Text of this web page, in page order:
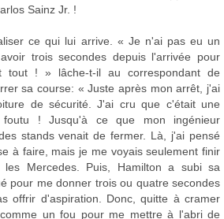
Sainz Jr. !
ce qui lui arrive. « Je n'ai pas eu un
trois secondes depuis l'arrivée pour
tout ! » lâche-t-il au correspondant de
sa course: « Juste après mon arrêt, j'ai
de sécurité. J'ai cru que c'était une
! Jusqu'à ce que mon ingénieur
stands venait de fermer. Là, j'ai pensé
à faire, mais je me voyais seulement finir
Mercedes. Puis, Hamilton a subi sa
pour me donner trois ou quatre secondes
offrir d'aspiration. Donc, quitte à cramer
un fou pour me mettre à l'abri de